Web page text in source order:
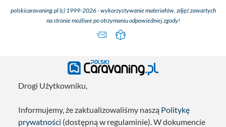
polskicaravaning.pl (c) 1999-2026 - wykorzystywanie materiałów, zdjęć zawartych
na stronie możliwe po otrzymaniu odpowiedniej zgody!
Drogi Użytkowniku,
Informujemy, że zaktualizowaliśmy naszą Politykę
prywatności (dostępną w regulaminie). W dokumencie